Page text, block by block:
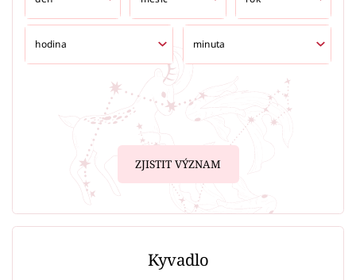
ZJISTIT VÝZNAM
Kyvadlo